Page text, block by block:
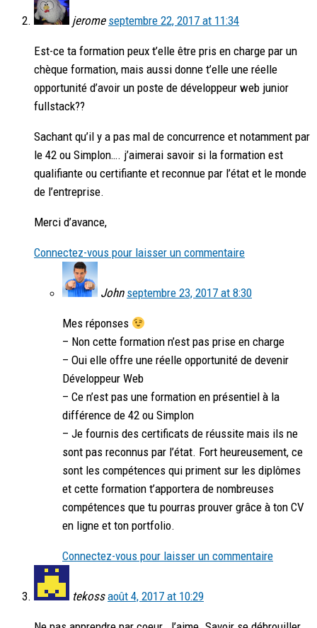
jerome septembre 22, 2017 at 11:34
Est-ce ta formation peux t’elle être pris en charge par un
chèque formation, mais aussi donne t’elle une réelle
opportunité d’avoir un poste de développeur web junior
fullstack??
Sachant qu’il y a pas mal de concurrence et notamment par
le 42 ou Simplon…. j’aimerai savoir si la formation est
qualifiante ou certifiante et reconnue par l’état et le monde
de l’entreprise.
Merci d’avance,
Connectez-vous pour laisser un commentaire
John septembre 23, 2017 at 8:30
Mes réponses
– Non cette formation n’est pas prise en charge
– Oui elle offre une réelle opportunité de devenir
Développeur Web
– Ce n’est pas une formation en présentiel à la
différence de 42 ou Simplon
– Je fournis des certificats de réussite mais ils ne
sont pas reconnus par l’état. Fort heureusement, ce
sont les compétences qui priment sur les diplômes
et cette formation t’apportera de nombreuses
compétences que tu pourras prouver grâce à ton CV
en ligne et ton portfolio.
Connectez-vous pour laisser un commentaire
tekoss août 4, 2017 at 10:29